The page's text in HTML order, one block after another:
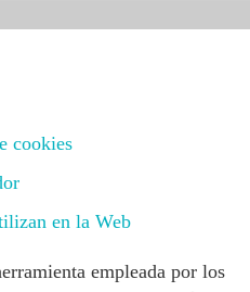
cookies
en la Web
empleada por los